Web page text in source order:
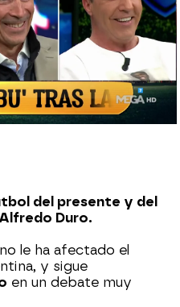
de 2022, 06:00
de 2022, 00:58
del presente y del
Alfredo Duro.
le ha afectado el
y sigue
en un debate muy